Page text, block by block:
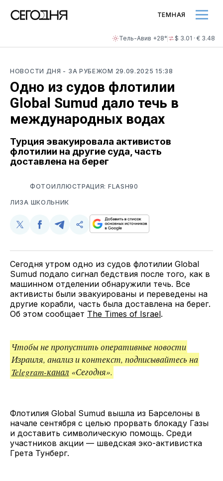
Тель-Авив +28° $ 3.01 · € 3.48
ТЕМНАЯ
НОВОСТИ ДНЯ - ЗА РУБЕЖОМ 29.09.2025 15:38
Одно из судов флотилии
Global Sumud дало течь в
международных водах
Турция эвакуировала активистов
флотилии на другие суда, часть
доставлена на берег
ФОТОИЛЛЮСТРАЦИЯ: FLASH90
ЛИЗА ШКОЛЬНИК
Поделиться
Twitter
Поделиться
Facebook
Поделиться
Telegram
Скопируйте
поделитесь
Сегодня утром одно из судов флотилии Global
Sumud подало сигнал бедствия после того, как в
машинном отделении обнаружили течь. Все
активисты были эвакуированы и переведены на
другие корабли, часть была доставлена на берег.
Об этом сообщает The Times of Israel.
Чтобы не пропустить оперативные новости
Израиля, анализ и контекст, подписывайтесь на
Telegram-канал «Сегодня».
Флотилия Global Sumud вышла из Барселоны в
начале сентября с целью прорвать блокаду Газы
и доставить символическую помощь. Среди
участников акции — шведская эко-активистка
Грета Тунберг.